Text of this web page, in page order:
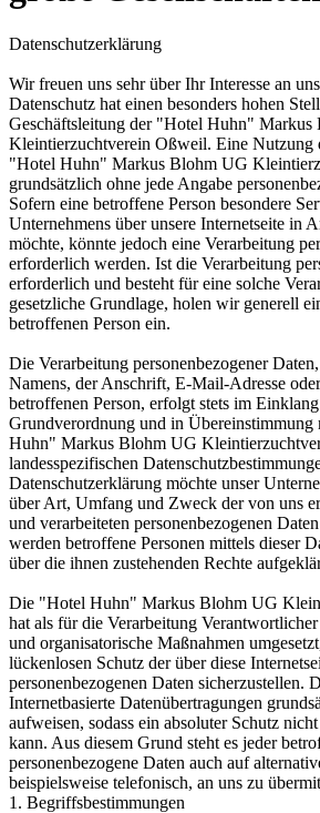
Datenschutzerklärung
Wir freuen uns sehr über Ihr Interesse an
Datenschutz hat einen besonders hohen
Geschäftsleitung der "Hotel Huhn" Markus
Kleintierzuchtverein Oßweil. Eine Nutzung
"Hotel Huhn" Markus Blohm UG
grundsätzlich ohne jede Angabe
Sofern eine betroffene Person besondere
Unternehmens über unsere Internetseite in
möchte, könnte jedoch eine Verarbeitung
erforderlich werden. Ist die Verarbeitung
erforderlich und besteht für eine solche
gesetzliche Grundlage, holen wir generell
betroffenen Person ein.
Die Verarbeitung personenbezogener
Namens, der Anschrift, E-Mail-Adresse
betroffenen Person, erfolgt stets im
Grundverordnung und in
Huhn" Markus Blohm UG
landesspezifischen
Datenschutzerklärung möchte unser
über Art, Umfang und Zweck der von uns
und verarbeiteten personenbezogenen
werden betroffene Personen mittels dieser
über die ihnen zustehenden Rechte
Die "Hotel Huhn" Markus Blohm UG
hat als für die Verarbeitung
und organisatorische Maßnahmen
lückenlosen Schutz der über diese
personenbezogenen Daten sicherzustellen.
Internetbasierte Datenübertragungen
aufweisen, sodass ein absoluter Schutz
kann. Aus diesem Grund steht es jeder
personenbezogene Daten auch auf
beispielsweise telefonisch, an uns zu
1. Begriffsbestimmungen